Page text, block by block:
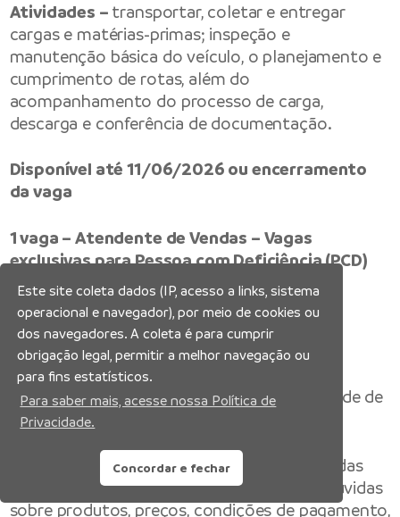
Atividades – transportar, coletar e entregar
cargas e matérias-primas; inspeção e
manutenção básica do veículo, o planejamento e
cumprimento de rotas, além do
acompanhamento do processo de carga,
descarga e conferência de documentação.
Disponível até 11/06/2026 ou encerramento
da vaga
1 vaga – Atendente de Vendas – Vagas
exclusivas para Pessoa com Deficiência (PCD)
Escolaridade –ensino médio completo;
Experiência –não é necessário;
Requisitos Obrigatórios – ter disponibilidade de
horário e possuir documentação completa;
atendimento ao cliente e vendas
recepcionar e atender clientes, esclarecer dúvidas
sobre produtos, preços, condições de pagamento,
Este site coleta dados (IP, acesso a links, sistema
operacional e navegador), por meio de cookies ou
dos navegadores. A coleta é para cumprir
obrigação legal, permitir a melhor navegação ou
para fins estatísticos.
Para saber mais, acesse nossa Política de
Privacidade.
Concordar e fechar